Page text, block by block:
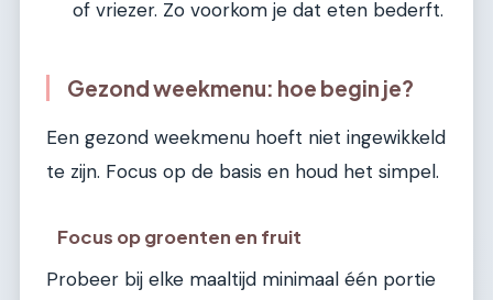
of vriezer. Zo voorkom je dat eten bederft.
Gezond weekmenu: hoe begin je?
Een gezond weekmenu hoeft niet ingewikkeld
te zijn. Focus op de basis en houd het simpel.
Focus op groenten en fruit
Probeer bij elke maaltijd minimaal één portie